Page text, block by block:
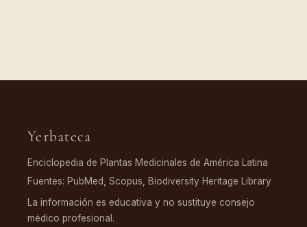
Yerbateca
Enciclopedia de Plantas Medicinales de América Latina
Fuentes: PubMed, Scopus, Biodiversity Heritage Library
La información es educativa y no sustituye consejo
médico profesional.